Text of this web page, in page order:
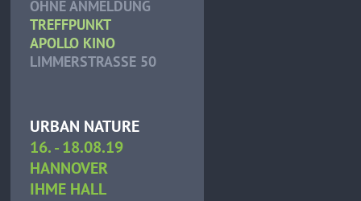
OHNE ANMELDUNG
TREFFPUNKT
APOLLO KINO
LIMMERSTRASSE 50
URBAN NATURE
16. - 18.08.19
HANNOVER
IHME HALL